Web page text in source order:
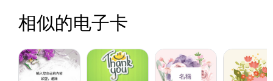
相似的电子卡